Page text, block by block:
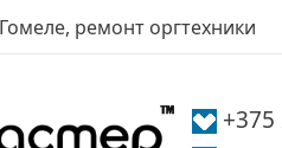
ремонт оргтехники